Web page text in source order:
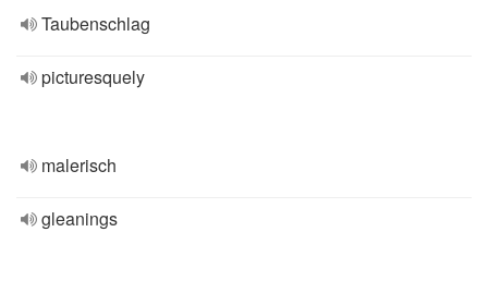
Taubenschlag
picturesquely
malerisch
gleanings